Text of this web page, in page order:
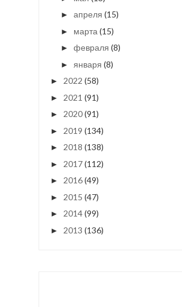
► апреля (15)
► марта (15)
► февраля (8)
► января (8)
► 2022 (58)
► 2021 (91)
► 2020(91)
► 2019 (134)
► 2018 (138)
► 2017(112)
► 2016(49)
► 2015 (47)
► 2014(99)
► 2013 (136)